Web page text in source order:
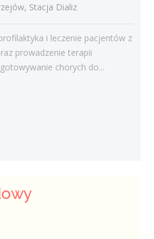
Stacja Dializ
i leczenie pacjentów z
prowadzenie terapii
chorych do...